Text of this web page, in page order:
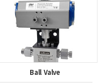
Ball Valve